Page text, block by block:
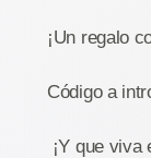
¡Un regalo
Código a
¡Y que viva